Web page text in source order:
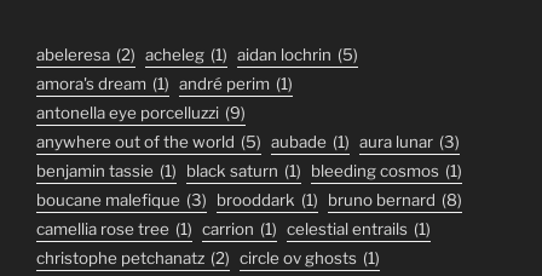
abeleresa (2) acheleg (1) aidan lochrin (5)
amora's dream (1) andré perim (1)
antonella eye porcelluzzi (9)
anywhere out of the world (5) aubade (1) aura lunar (3)
benjamin tassie (1) black saturn (1) bleeding cosmos (1)
boucane malefique (3) brooddark (1) bruno bernard (8)
camellia rose tree (1) carrion (1) celestial entrails (1)
christophe petchanatz (2) circle ov ghosts (1)